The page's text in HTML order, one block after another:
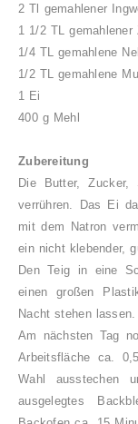
2 Tl gemahlener
1 1/2 TL gemahlener
1/4 TL gemahlene
1/2 TL gemahlene
1 Ei
400 g Mehl
Zubereitung
Die Butter, Zucker,
verrühren. Das Ei
mit dem Natronver
ein nicht klebender,
Den Teig in eine
einen großen
Nacht stehen lassen.
Am nächsten Tag
Arbeitsfläche ca.
Wahl ausstechen
ausgelegtes